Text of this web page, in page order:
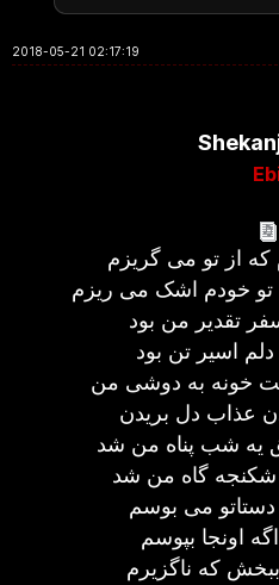
2018-05-21 02:17:19
از تو می گریزم
خودم اشک می ریزم
تقدیر من بود
اسیر تن بود
خونه به دوشی من
عذاب دل بریدن
یه شب پناه من شد
شکنجه گاه من شد
می بوسم
اونجا بپوسم
که ناگزیرم